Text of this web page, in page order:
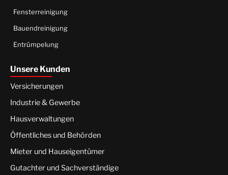
Fensterreinigung
Bauendreinigung
Entrümpelung
Unsere Kunden
Versicherungen
Industrie & Gewerbe
Hausverwaltungen
Öffentliches und Behörden
Mieter und Hauseigentümer
Gutachter und Sachverständige